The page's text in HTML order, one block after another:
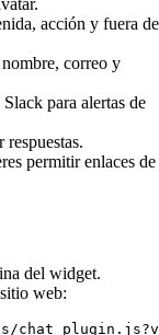
acción y fuera de
correo y
para alertas de
permitir enlaces de
del widget.
web: